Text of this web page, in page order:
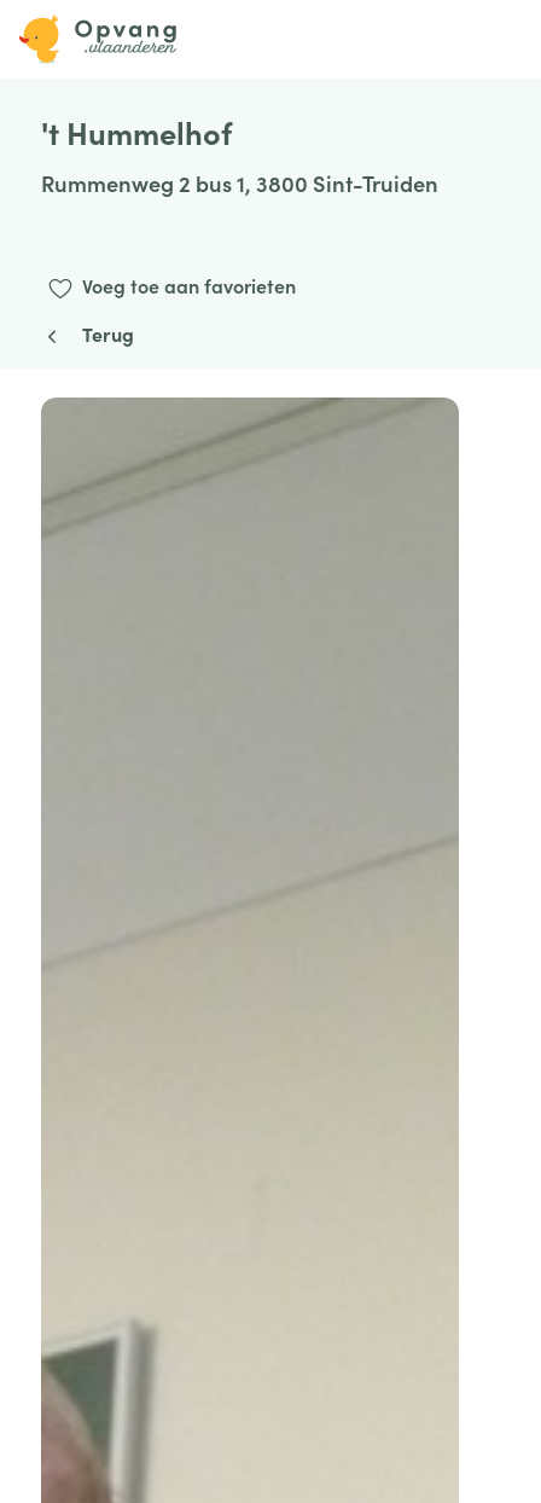
't Hummelhof
Rummenweg 2 bus 1, 3800 Sint-Truiden
Voeg toe aan favorieten
Terug